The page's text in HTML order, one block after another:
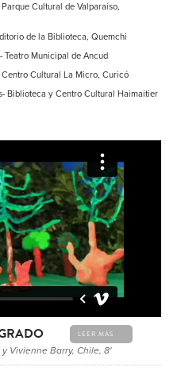
Cultural de Valparaíso,
de la Biblioteca, Quemchi
Teatro Municipal de Ancud
Cultural La Micro, Curicó
Biblioteca y Centro Cultural Haimaitier
LEER MÁS
Vivienne Barry, Chile, 8'